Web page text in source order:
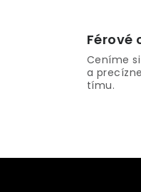
Férové
Ceníme
a
tímu.